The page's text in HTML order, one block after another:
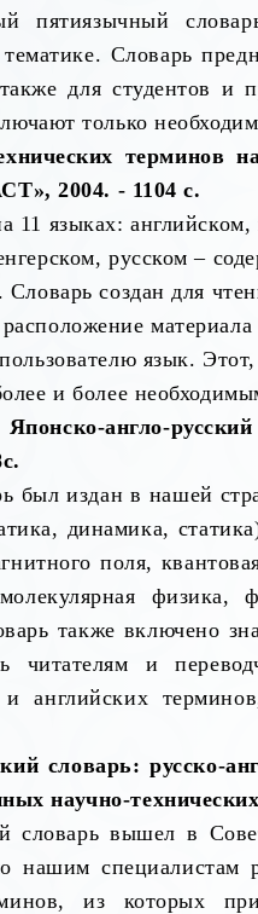
пятиязычный
тематике. Словарь
для студентов и
только
2004. - 1104 с.
11 языках:
русском –
создан для
язык.
и более
англо-
был издан в нашей
динамика,
поля,
физика,
также включено
читателям и
английских
словарь: русско-
научно-
словарь вышел в
нашим
из которых